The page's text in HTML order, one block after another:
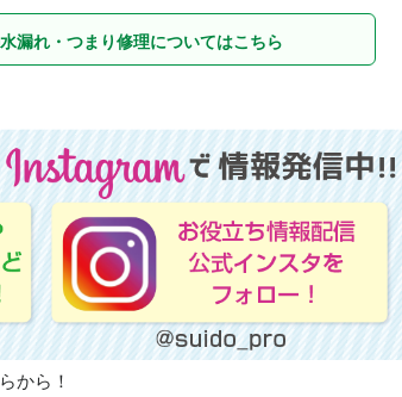
漏れ・つまり修理についてはこちら
から！